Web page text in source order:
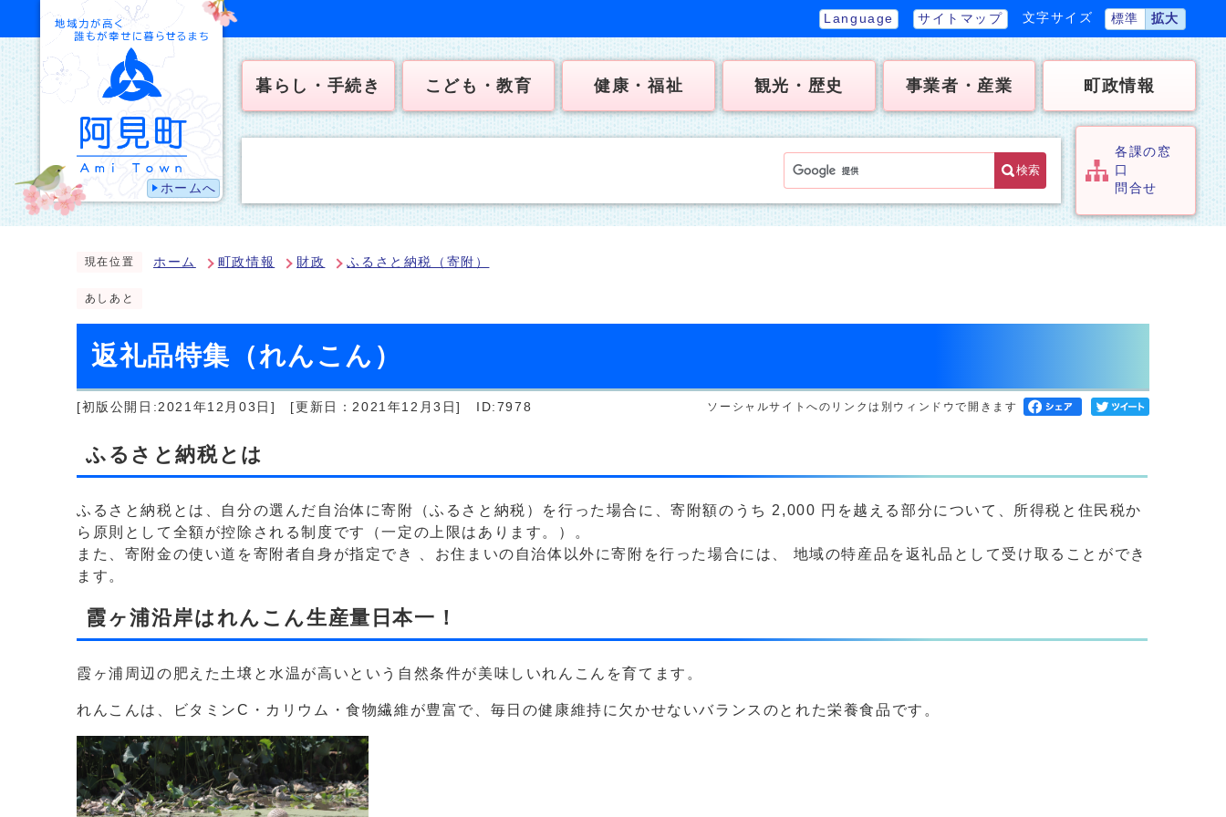
ホームへ
Language サイトマップ 文字サイズ 標準 拡大
暮らし・手続き こども・教育 健康・福祉 観光・歴史 事業者・産業 町政情報
検索
各課の窓
口
問合せ
現在位置 ホーム 町政情報 財政 ふるさと納税（寄附）
あしあと
返礼品特集（れんこん）
[初版公開日:2021年12月03日] [更新日：2021年12月3日] ID:7978 ソーシャルサイトへのリンクは別ウィンドウで開きます
ふるさと納税とは
ふるさと納税とは、自分の選んだ自治体に寄附（ふるさと納税）を行った場合に、寄附額のうち 2,000 円を越える部分について、所得税と住民税か
ら原則として全額が控除される制度です（一定の上限はあります。）。
また、寄附金の使い道を寄附者自身が指定でき 、お住まいの自治体以外に寄附を行った場合には、 地域の特産品を返礼品として受け取ることができ
ます。
霞ヶ浦沿岸はれんこん生産量日本一！
霞ヶ浦周辺の肥えた土壌と水温が高いという自然条件が美味しいれんこんを育てます。
れんこんは、ビタミンC・カリウム・食物繊維が豊富で、毎日の健康維持に欠かせないバランスのとれた栄養食品です。